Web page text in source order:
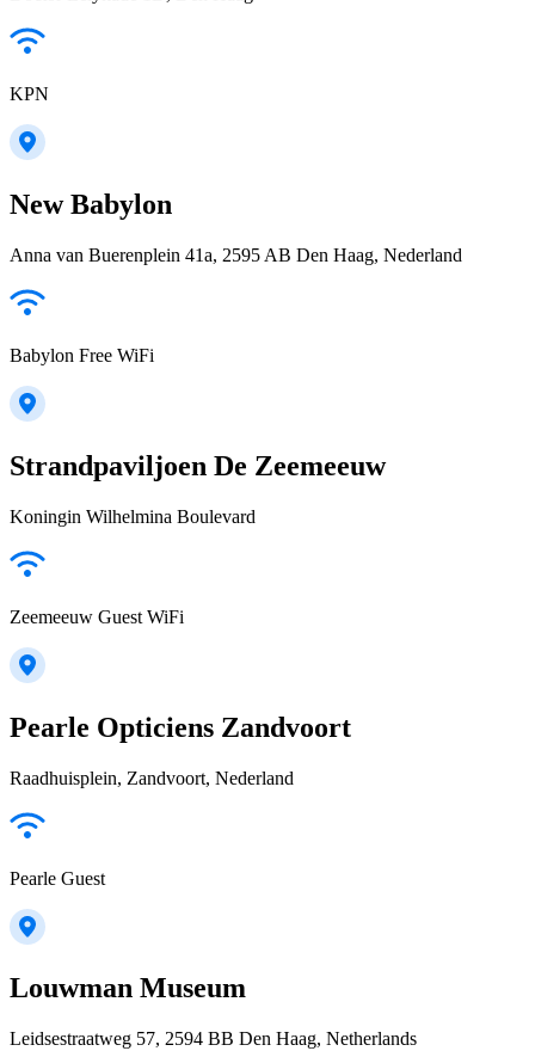
KPN
New Babylon
Anna van Buerenplein 41a, 2595 AB Den Haag, Nederland
Babylon Free WiFi
Strandpaviljoen De Zeemeeuw
Koningin Wilhelmina Boulevard
Zeemeeuw Guest WiFi
Pearle Opticiens Zandvoort
Raadhuisplein, Zandvoort, Nederland
Pearle Guest
Louwman Museum
Leidsestraatweg 57, 2594 BB Den Haag, Netherlands